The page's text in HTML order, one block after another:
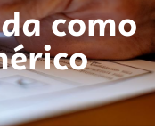
como